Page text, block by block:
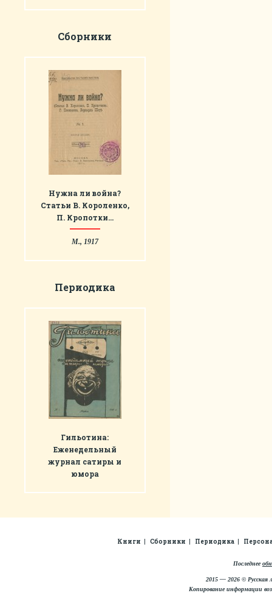
Сборники
Нужна ли война?
Статьи В. Короленко,
П. Кропотки…
М., 1917
Периодика
Гильотина:
Еженедельный
журнал сатиры и
юмора
Книги Сборники Периодика
Последнее
2015 — 2026 © Русская
Копирование информации